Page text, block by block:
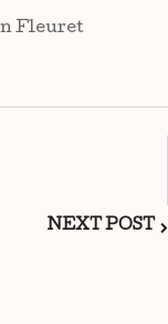
Fleuret
NEXT POST